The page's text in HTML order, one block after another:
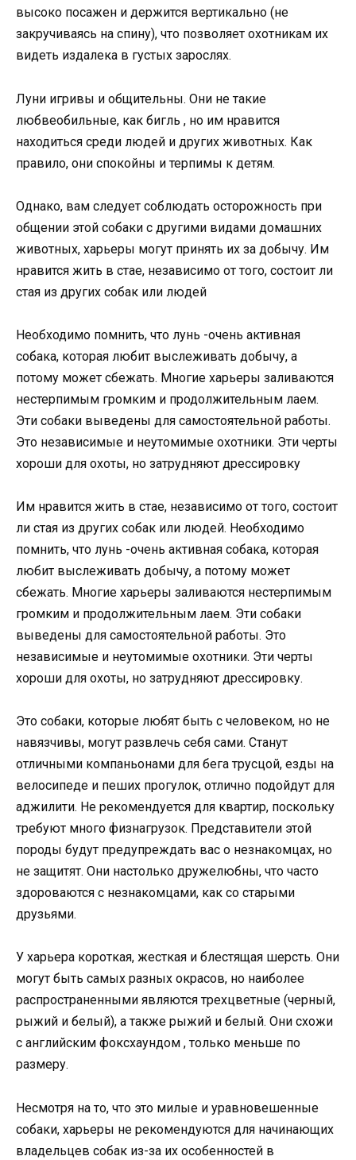
высоко посажен и держится вертикально (не
закручиваясь на спину), что позволяет охотникам их
видеть издалека в густых зарослях.
Луни игривы и общительны. Они не такие
любвеобильные, как бигль , но им нравится
находиться среди людей и других животных. Как
правило, они спокойны и терпимы к детям.
Однако, вам следует соблюдать осторожность при
общении этой собаки с другими видами домашних
животных, харьеры могут принять их за добычу. Им
нравится жить в стае, независимо от того, состоит ли
стая из других собак или людей
Необходимо помнить, что лунь -очень активная
собака, которая любит выслеживать добычу, а
потому может сбежать. Многие харьеры заливаются
нестерпимым громким и продолжительным лаем.
Эти собаки выведены для самостоятельной работы.
Это независимые и неутомимые охотники. Эти черты
хороши для охоты, но затрудняют дрессировку
Им нравится жить в стае, независимо от того, состоит
ли стая из других собак или людей. Необходимо
помнить, что лунь -очень активная собака, которая
любит выслеживать добычу, а потому может
сбежать. Многие харьеры заливаются нестерпимым
громким и продолжительным лаем. Эти собаки
выведены для самостоятельной работы. Это
независимые и неутомимые охотники. Эти черты
хороши для охоты, но затрудняют дрессировку.
Это собаки, которые любят быть с человеком, но не
навязчивы, могут развлечь себя сами. Станут
отличными компаньонами для бега трусцой, езды на
велосипеде и пеших прогулок, отлично подойдут для
аджилити. Не рекомендуется для квартир, поскольку
требуют много физнагрузок. Представители этой
породы будут предупреждать вас о незнакомцах, но
не защитят. Они настолько дружелюбны, что часто
здороваются с незнакомцами, как со старыми
друзьями.
У харьера короткая, жесткая и блестящая шерсть. Они
могут быть самых разных окрасов, но наиболее
распространенными являются трехцветные (черный,
рыжий и белый), а также рыжий и белый. Они схожи
с английским фоксхаундом , только меньше по
размеру.
Несмотря на то, что это милые и уравновешенные
собаки, харьеры не рекомендуются для начинающих
владельцев собак из-за их особенностей в